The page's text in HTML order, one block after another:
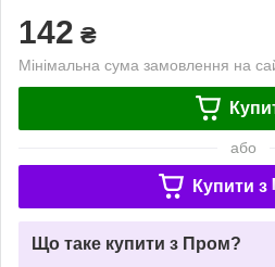
142 ₴
Мінімальна сума замовлення на
або
Купити з
Що таке купити з Пром?